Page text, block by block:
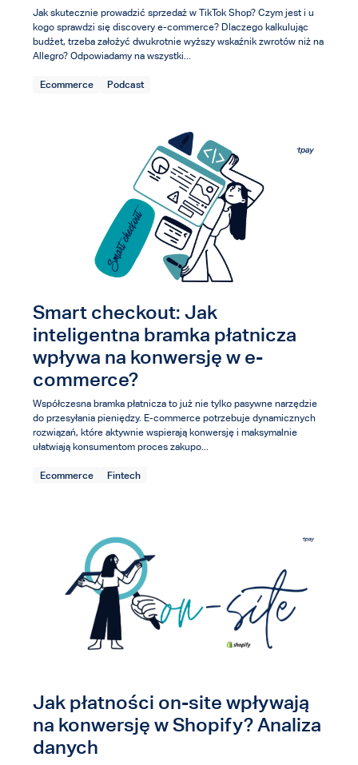
Jak skutecznie prowadzić sprzedaż w TikTok Shop? Czym jest i u
kogo sprawdzi się discovery e-commerce? Dlaczego kalkulując
budżet, trzeba założyć dwukrotnie wyższy wskaźnik zwrotów niż na
Allegro? Odpowiadamy na wszystki...
Ecommerce Podcast
Smart checkout: Jak
inteligentna bramka płatnicza
wpływa na konwersję w e-
commerce?
Współczesna bramka płatnicza to już nie tylko pasywne narzędzie
do przesyłania pieniędzy. E-commerce potrzebuje dynamicznych
rozwiązań, które aktywnie wspierają konwersję i maksymalnie
ułatwiają konsumentom proces zakupo...
Ecommerce Fintech
Jak płatności on-site wpływają
na konwersję w Shopify? Analiza
danych